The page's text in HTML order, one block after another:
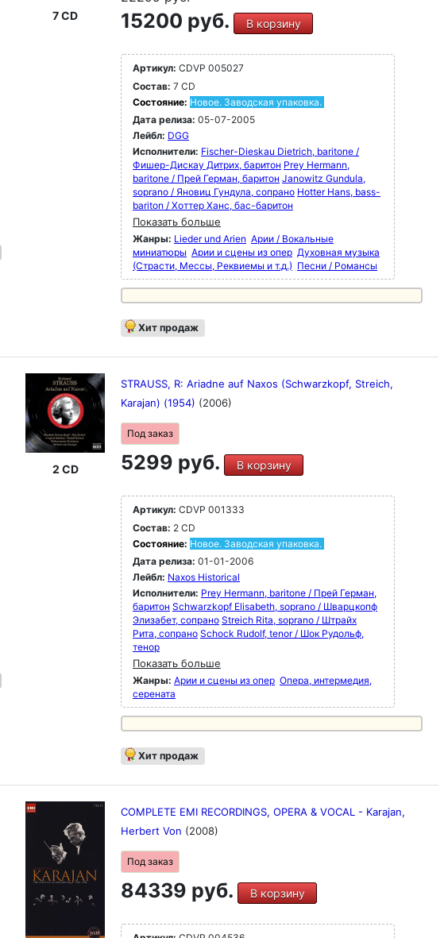
7 CD 15200 руб. В корзину
Артикул: CDVP 005027
Состав: 7 CD
Состояние: Новое. Заводская упаковка.
Дата релиза: 05-07-2005
Лейбл: DGG
Исполнители: Fischer-Dieskau Dietrich, baritone /
Фишер-Дискау Дитрих, баритон Prey Hermann,
baritone / Прей Герман, баритон Janowitz Gundula,
soprano / Яновиц Гундула, сопрано Hotter Hans, bass-
bariton / Хоттер Ханс, бас-баритон
Показать больше
Жанры: Lieder und Arien Арии / Вокальные
миниатюры Арии и сцены из опер Духовная музыка
(Страсти, Мессы, Реквиемы и т.д.) Песни / Романсы
Хит продаж
2 CD
STRAUSS, R: Ariadne auf Naxos (Schwarzkopf, Streich,
Karajan) (1954) (2006)
Под заказ
5299 руб. В корзину
Артикул: CDVP 001333
Состав: 2 CD
Состояние: Новое. Заводская упаковка.
Дата релиза: 01-01-2006
Лейбл: Naxos Historical
Исполнители: Prey Hermann, baritone / Прей Герман,
баритон Schwarzkopf Elisabeth, soprano / Шварцкопф
Элизабет, сопрано Streich Rita, soprano / Штрайх
Рита, сопрано Schock Rudolf, tenor / Шок Рудольф,
тенор
Показать больше
Жанры: Арии и сцены из опер Опера, интермедия,
серената
Хит продаж
COMPLETE EMI RECORDINGS, OPERA & VOCAL - Karajan,
Herbert Von (2008)
Под заказ
84339 руб. В корзину